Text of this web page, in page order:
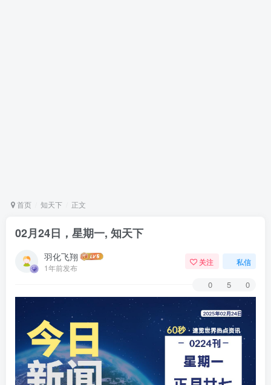
首页 知天下 正文
02月24日，星期一, 知天下
羽化飞翔
1年前发布
关注 私信
0 5 0